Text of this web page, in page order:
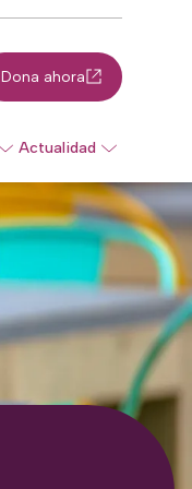
Dona ahora
Actualidad